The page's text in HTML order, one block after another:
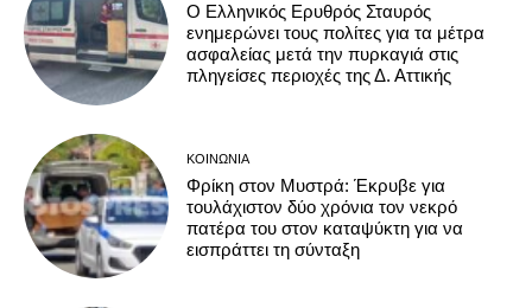
Ο Ελληνικός Ερυθρός Σταυρός
ενημερώνει τους πολίτες για τα μέτρα
ασφαλείας μετά την πυρκαγιά στις
πληγείσες περιοχές της Δ. Αττικής
ΚΟΙΝΩΝΊΑ
Φρίκη στον Μυστρά: Έκρυβε για
τουλάχιστον δύο χρόνια τον νεκρό
πατέρα του στον καταψύκτη για να
εισπράττει τη σύνταξη